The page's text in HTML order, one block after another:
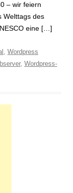
– wir feiern
Welttags des
eine […]
, Wordpress
, Wordpress-